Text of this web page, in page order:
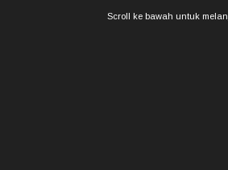
Scroll ke bawah untuk